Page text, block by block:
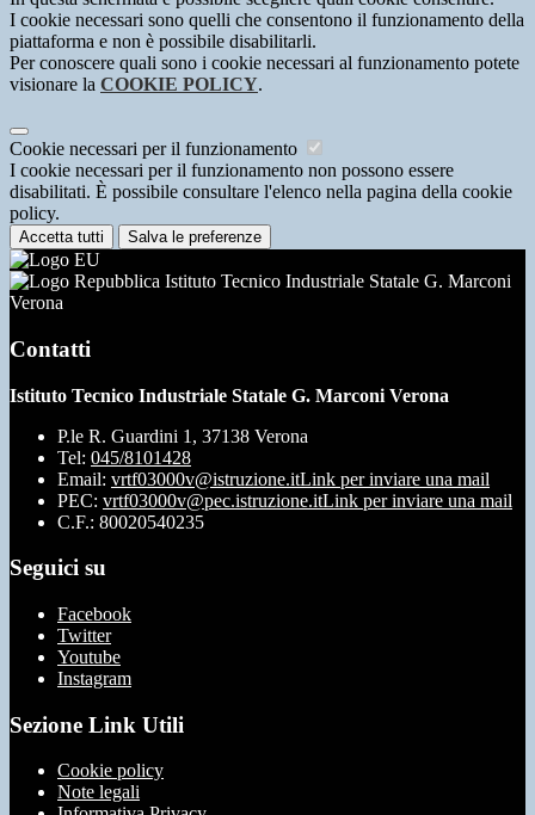
I cookie necessari sono quelli che consentono il funzionamento della
piattaforma e non è possibile disabilitarli.
Per conoscere quali sono i cookie necessari al funzionamento potete
visionare la COOKIE POLICY.
Cookie necessari per il funzionamento
I cookie necessari per il funzionamento non possono essere
disabilitati. È possibile consultare l'elenco nella pagina della cookie
policy.
Accetta tutti Salva le preferenze
Istituto Tecnico Industriale Statale G. Marconi
Verona
Contatti
Istituto Tecnico Industriale Statale G. Marconi Verona
P.le R. Guardini 1, 37138 Verona
Tel: 045/8101428
Email: vrtf03000v@istruzione.itLink per inviare una mail
PEC: vrtf03000v@pec.istruzione.itLink per inviare una mail
C.F.: 80020540235
Seguici su
Facebook
Twitter
Youtube
Instagram
Sezione Link Utili
Cookie policy
Note legali